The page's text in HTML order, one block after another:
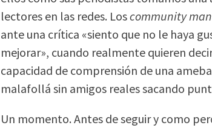
lectores en las redes. Loscommunity
ante una crítica «siento que no le haya
mejorar», cuando realmente quieren
capacidad de comprensión de una
malafollá sin amigos reales sacando
Un momento. Antes de seguir y como